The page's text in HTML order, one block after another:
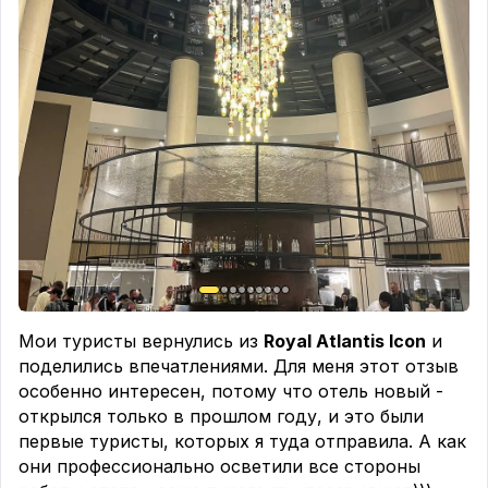
Неделя в июне на двоих
▪️Cooks Club Adults Only 16+ 4* - стильный adults
only отель для тех, кто хочет более живой,
модный и недорогой формат Эль-Гуны. Хороший
вариант для пары или компании, которой важна
атмосфера и современный вайб.
Полупансион
185 492 ₽ из Екб
174 861 ₽ из Мск
▪️Casa Cook El Gouna Adults Only 5* -
дизайнерский и расслабленный отель с яркой
эстетикой, приватностью и ощущением дорогого
спокойствия. Его чаще выбирают за стиль, а не за
масштаб.
Полупансион
232 971 ₽ из Екб
220 505 ₽ из Мск
Мои туристы вернулись из Royal Atlantis Icon и
поделились впечатлениями. Для меня этот отзыв
особенно интересен, потому что отель новый -
открылся только в прошлом году, и это были
первые туристы, которых я туда отправила. А как
они профессионально осветили все стороны